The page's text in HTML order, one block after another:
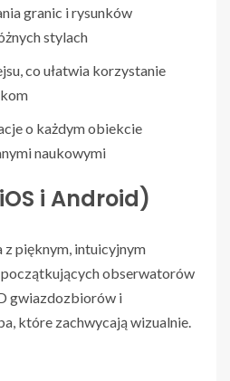
granic i rysunków
stylach
co ułatwia korzystanie
o każdym obiekcie
naukowymi
i Android)
pięknym, intuicyjnym
obserwatorów
gwiazdozbiorów i
które zachwycają wizualnie.